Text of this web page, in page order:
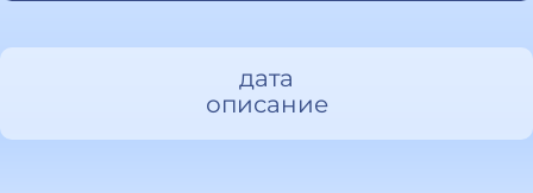
дата
описание